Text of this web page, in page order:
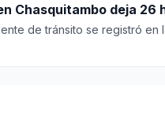
Chasquitambo deja 26
de tránsito se registró en